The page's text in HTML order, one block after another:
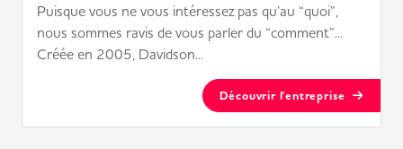
Puisque vous ne vous intéressez pas qu’au “quoi”,
nous sommes ravis de vous parler du “comment”...
Créée en 2005, Davidson...
Découvrir l'entreprise